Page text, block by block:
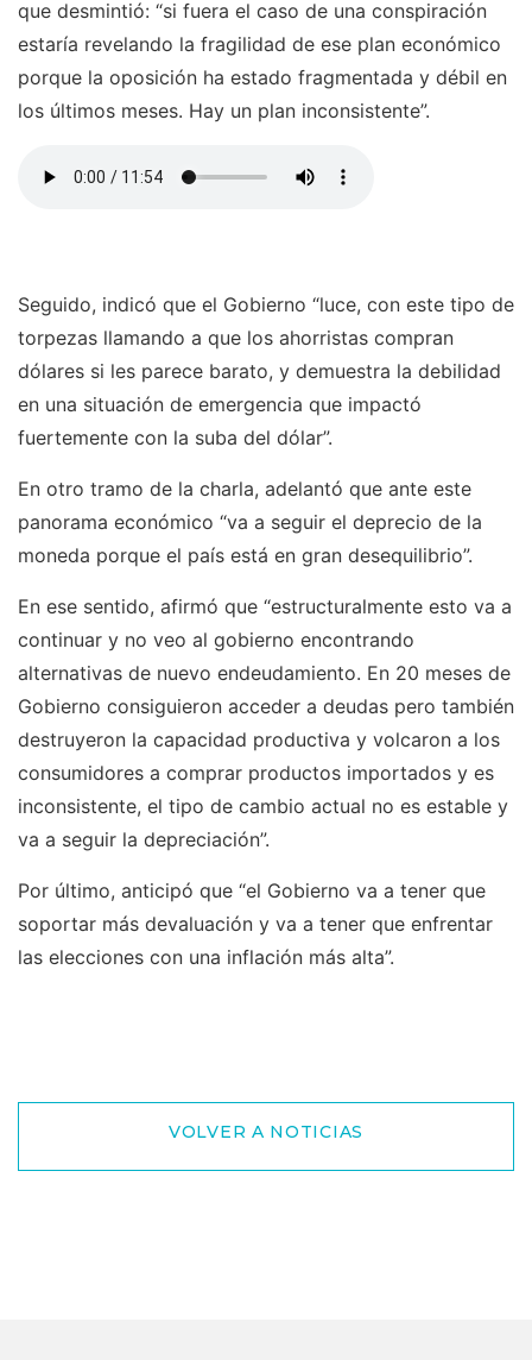
que desmintió: “si fuera el caso de una conspiración
estaría revelando la fragilidad de ese plan económico
porque la oposición ha estado fragmentada y débil en
los últimos meses. Hay un plan inconsistente”.
Seguido, indicó que el Gobierno “luce, con este tipo de
torpezas llamando a que los ahorristas compran
dólares si les parece barato, y demuestra la debilidad
en una situación de emergencia que impactó
fuertemente con la suba del dólar”.
En otro tramo de la charla, adelantó que ante este
panorama económico “va a seguir el deprecio de la
moneda porque el país está en gran desequilibrio”.
En ese sentido, afirmó que “estructuralmente esto va a
continuar y no veo al gobierno encontrando
alternativas de nuevo endeudamiento. En 20 meses de
Gobierno consiguieron acceder a deudas pero también
destruyeron la capacidad productiva y volcaron a los
consumidores a comprar productos importados y es
inconsistente, el tipo de cambio actual no es estable y
va a seguir la depreciación”.
Por último, anticipó que “el Gobierno va a tener que
soportar más devaluación y va a tener que enfrentar
las elecciones con una inflación más alta”.
VOLVER A NOTICIAS